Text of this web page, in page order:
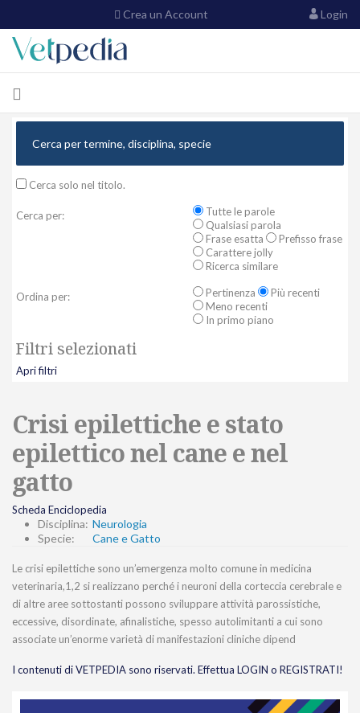
Crea un Account Login
Cerca solo nel titolo.
Cerca per:
Tutte le parole
Qualsiasi parola
Frase esatta
Prefisso frase
Carattere jolly
Ricerca similare
Ordina per: Pertinenza
Più recenti
Meno recenti
In primo piano
Filtri selezionati
Apri filtri
Crisi epilettiche e stato
epilettico nel cane e nel
gatto
Scheda Enciclopedia
Disciplina: Neurologia
Specie:
Cane e Gatto
Le crisi epilettiche sono un’emergenza molto comune in medicina
veterinaria,1,2 si realizzano perché i neuroni della corteccia cerebrale e
di altre aree sottostanti possono sviluppare attività parossistiche,
eccessive, disordinate, afinalistiche, spesso autolimitanti a cui sono
associate un’enorme varietà di manifestazioni cliniche dipend
I contenuti di VETPEDIA sono riservati. Effettua LOGIN o REGISTRATI!